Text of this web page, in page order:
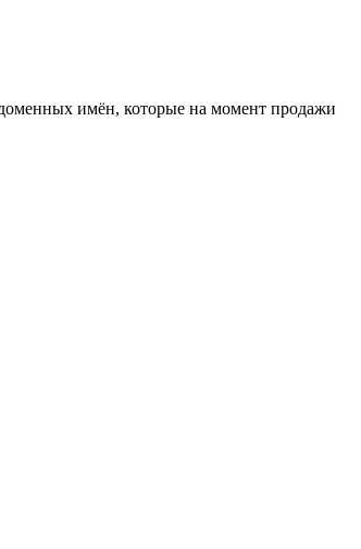
имён, которые на момент продажи